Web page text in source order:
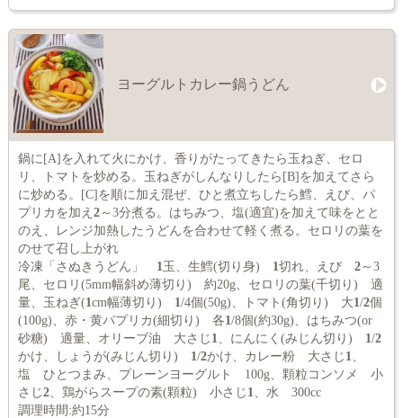
ヨーグルトカレー鍋うどん
鍋に[A]を入れて火にかけ、香りがたってきたら玉ねぎ、セロ
リ、トマトを炒める。玉ねぎがしんなりしたら[B]を加えてさら
に炒める。[C]を順に加え混ぜ、ひと煮立ちしたら鱈、えび、パ
プリカを加え 2～3分煮る。はちみつ、塩(適宜)を加えて味をとと
のえ、レンジ加熱したうどんを合わせて軽く煮る。セロリの葉を
のせて召し上がれ
冷凍「さぬきうどん」 1 玉、生鱈(切り身) 1 切れ、えび 2～3
尾、セロリ(5mm幅斜め薄切り) 約20g、セロリの葉(千切り) 適
量、玉ねぎ(1 cm幅薄切り) 1 /4個(50g)、トマト(角切り) 大1 /2個
(100g)、赤・黄パプリカ(細切り) 各1 /8個(約30g)、はちみつ(or
砂糖) 適量、オリーブ油 大さじ 1 、にんにく(みじん切り) 1 /2
かけ、しょうが(みじん切り) 1 /2かけ、カレー粉 大さじ 1
塩 ひとつまみ、プレーンヨーグルト 100g、顆粒コンソメ 小
さじ2、鶏がらスープの素(顆粒) 小さじ 1
、水 300cc
調理時間:約15分